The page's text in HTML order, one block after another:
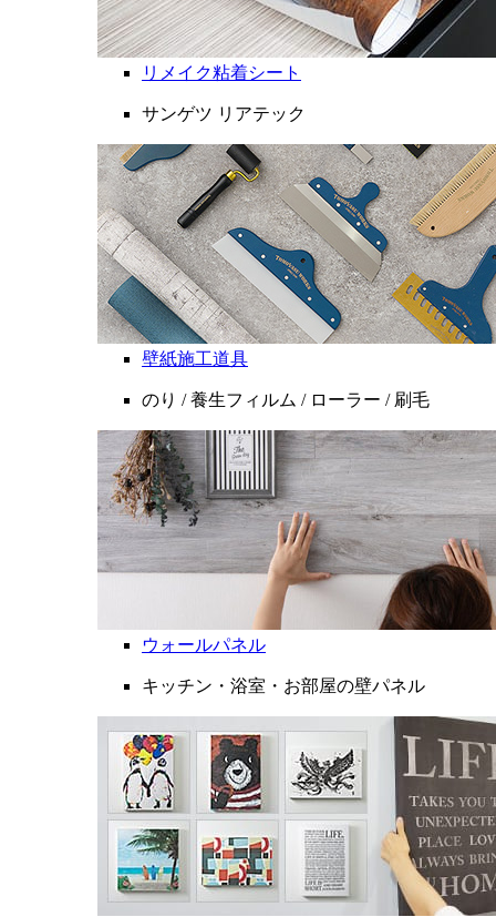
リメイク粘着シート
サンゲツ リアテック
壁紙施工道具
のり / 養生フィルム / ローラー / 刷毛
ウォールパネル
キッチン・浴室・お部屋の壁パネル